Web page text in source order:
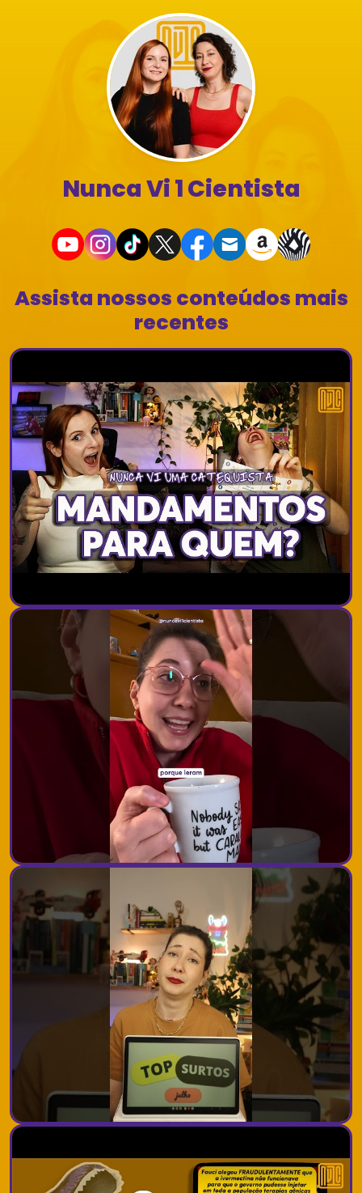
Nunca Vi 1 Cientista
Assista nossos conteúdos mais
recentes